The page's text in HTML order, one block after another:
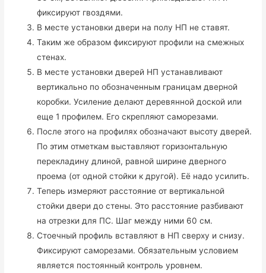
фиксируют гвоздями.
В месте установки двери на полу НП не ставят.
Таким же образом фиксируют профили на смежных
стенах.
В месте установки дверей НП устанавливают
вертикально по обозначенным границам дверной
коробки. Усиление делают деревянной доской или
еще 1 профилем. Его скрепляют саморезами.
После этого на профилях обозначают высоту дверей.
По этим отметкам выставляют горизонтальную
перекладину длиной, равной ширине дверного
проема (от одной стойки к другой). Её надо усилить.
Теперь измеряют расстояние от вертикальной
стойки двери до стены. Это расстояние разбивают
на отрезки для ПС. Шаг между ними 60 см.
Стоечный профиль вставляют в НП сверху и снизу.
Фиксируют саморезами. Обязательным условием
является постоянный контроль уровнем.